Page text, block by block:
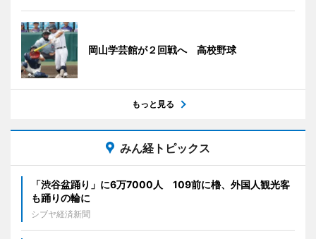
岡山学芸館が２回戦へ 高校野球
もっと見る
みん経トピックス
「渋谷盆踊り」に6万7000人 109前に櫓、外国人観光客
も踊りの輪に
シブヤ経済新聞